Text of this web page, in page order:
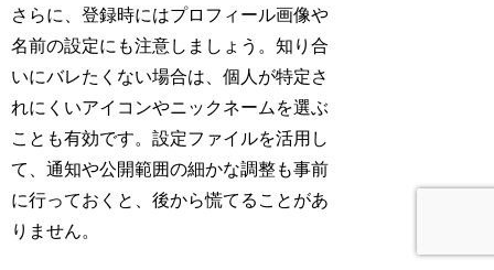
さらに、登録時にはプロフィール画像や
名前の設定にも注意しましょう。知り合
いにバレたくない場合は、個人が特定さ
れにくいアイコンやニックネームを選ぶ
ことも有効です。設定ファイルを活用し
て、通知や公開範囲の細かな調整も事前
に行っておくと、後から慌てることがあ
りません。